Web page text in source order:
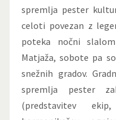
spremlja pester
celoti povezan z
poteka nočni
Matjaža, sobote pa
snežnih gradov.
spremlja pester
(predstavitev